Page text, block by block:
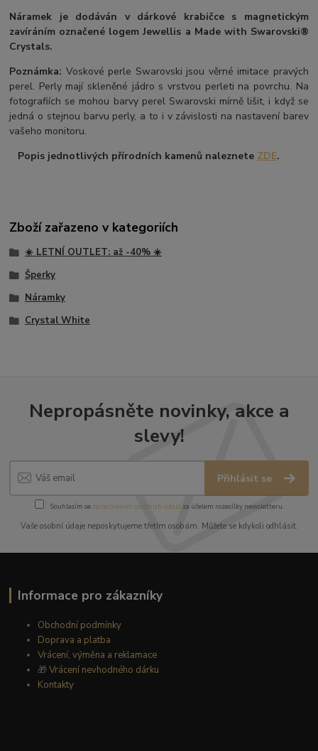
Náramek je dodáván v dárkové krabičce s magnetickým
zavíráním označené logem Jewellis a Made with Swarovski®
Crystals.
Poznámka: Voskové perle Swarovski jsou věrné imitace pravých
perel. Perly mají skleněné jádro s vrstvou perleti na povrchu. Na
fotografiích se mohou barvy perel Swarovski mírně lišit, i když se
jedná o stejnou barvu perly, a to i v závislosti na nastavení barev
vašeho monitoru.
Popis jednotlivých přírodních kamenů naleznete ZDE.
Zboží zařazeno v kategoriích
☀️ LETNÍ OUTLET: až -40% ☀️
Šperky
Náramky
Crystal White
Nepropásněte novinky, akce a
slevy!
Přihlásit se
Souhlasím se zpracováním osobních údajůza účelem rozesílky newsletteru.
Vaše osobní údaje neposkytujeme třetím osobám. Můžete se kdykoli odhlásit.
Informace pro zákazníky
Obchodní podmínky
Doprava a platba
Vrácení, výměna a reklamace
🎁Vrácení nevhodného dárku
Kontakty